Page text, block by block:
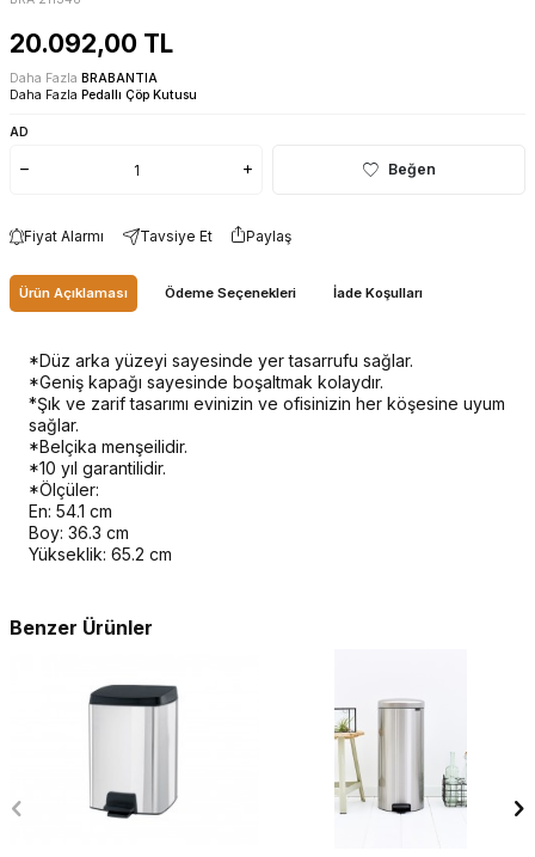
20.092,00 TL
Daha Fazla BRABANTIA
Daha Fazla Pedallı Çöp Kutusu
AD
Beğen
Fiyat Alarmı Tavsiye Et Paylaş
Ürün Açıklaması Ödeme Seçenekleri İade Koşulları
*Düz arka yüzeyi sayesinde yer tasarrufu sağlar.
*Geniş kapağı sayesinde boşaltmak kolaydır.
*Şık ve zarif tasarımı evinizin ve ofisinizin her köşesine uyum
sağlar.
*Belçika menşeilidir.
*10 yıl garantilidir.
*Ölçüler:
En: 54.1 cm
Boy: 36.3 cm
Yükseklik: 65.2 cm
Benzer Ürünler